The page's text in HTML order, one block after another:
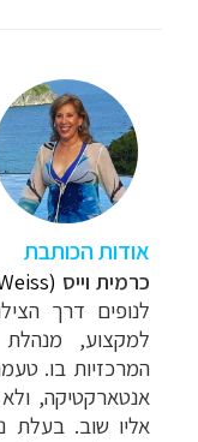
אודות הכותבת
כרמית וייס (Carmit Weiss)
לנופים דרך
למקצוע,
המרכזיות בו.
אנטארקטיקה,
אליו שוב. בעלת